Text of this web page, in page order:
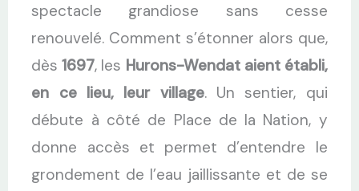
spectacle grandiose sans cesse
renouvelé. Comment s’étonner alors que,
dès1697, les Hurons-Wendat aient établi,
en ce lieu, leur village. Un sentier, qui
débute à côté de Place de la Nation, y
donne accès et permet d’entendre le
grondement de l’eau jaillissante et de se